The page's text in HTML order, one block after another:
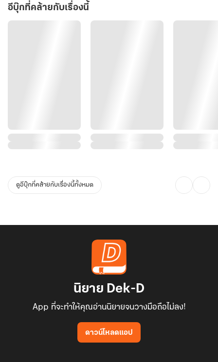
อีบุ๊กที่คล้ายกับเรื่องนี้
ดูอีบุ๊กที่คล้ายกับเรื่องนี้ทั้งหมด
นิยาย Dek-D
App ที่จะทำให้คุณอ่านนิยายจนวางมือถือไม่ลง!
ดาวน์โหลดแอป